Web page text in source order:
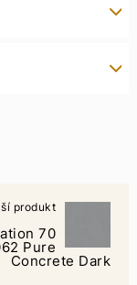
produkt
70
Pure
Concrete Dark